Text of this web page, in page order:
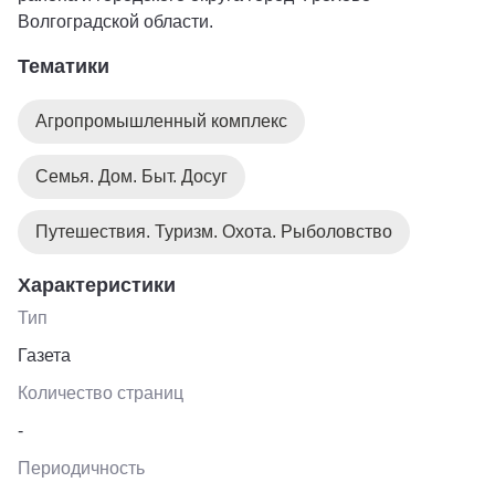
Волгоградской области.
Тематики
Агропромышленный комплекс
Семья. Дом. Быт. Досуг
Путешествия. Туризм. Охота. Рыболовство
Характеристики
Тип
Газета
Количество страниц
-
Периодичность